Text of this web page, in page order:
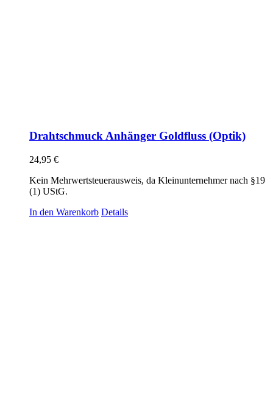
Drahtschmuck Anhänger Goldfluss (Optik)
24,95 €
Kein Mehrwertsteuerausweis, da Kleinunternehmer nach §19
(1) UStG.
In den Warenkorb Details